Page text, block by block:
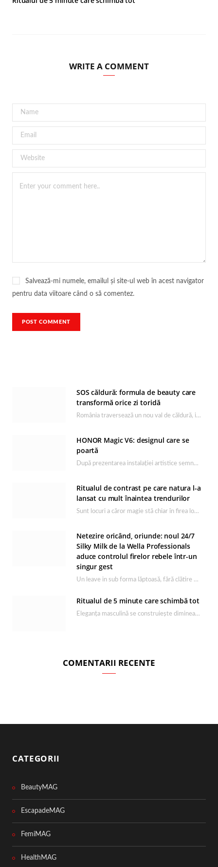
WRITE A COMMENT
Salvează-mi numele, emailul și site-ul web în acest navigator
pentru data viitoare când o să comentez.
SOS căldură: formula de beauty care
transformă orice zi toridă
România traversează un nou val de căldură, iar rutina de îngrijire capătă un rol esențial…
HONOR Magic V6: designul care se
poartă
După prezentarea instalației artistice semnată de Catrinel Săbăciag în cadrul evenimentului de lansare HONOR Magic…
Ritualul de contrast pe care natura l-a
lansat cu mult înaintea trendurilor
Sunt locuri a căror magie stă chiar în firea lor naturală, iar Lacul Ursu din…
Netezire oricând, oriunde: noul 24/7
Silky Milk de la Wella Professionals
aduce controlul firelor rebele într-un
singur gest
Un leave in sub forma lăptoasă, fără clătire care completează rutina Ultimate Smooth și transformă…
Ritualul de 5 minute care schimbă tot
Eleganța masculină se construiește dimineața, în câteva minute și cu produsele potrivite. O rutină de…
COMENTARII RECENTE
CATEGORII
BeautyMAG
EscapadeMAG
FemiMAG
HealthMAG